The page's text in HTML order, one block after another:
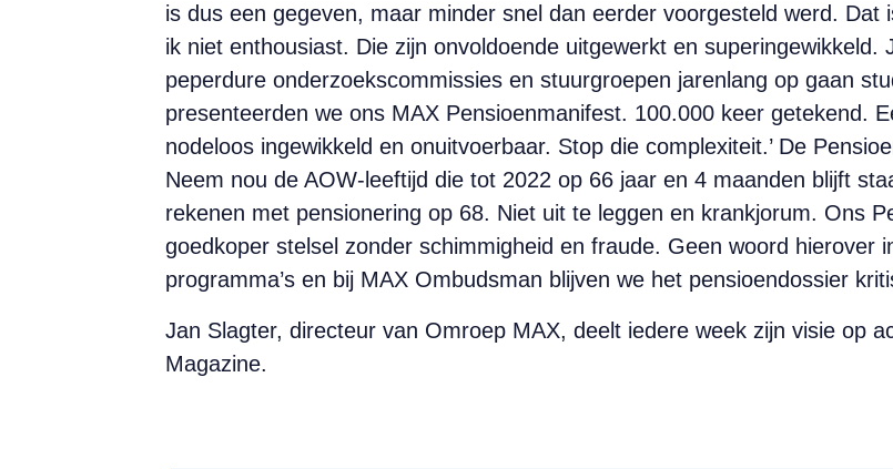
is dus een gegeven, maar minder snel dan eerder voorgesteld werd.
ik niet enthousiast. Die zijn onvoldoende uitgewerkt en
peperdure onderzoekscommissies en stuurgroepen jarenlang op gaan
presenteerden we ons MAX Pensioenmanifest. 100.000 keer getekend.
nodeloos ingewikkeld en onuitvoerbaar. Stop die complexiteit.’ De
Neem nou de AOW-leeftijd die tot 2022 op 66 jaar en 4 maanden blijft
rekenen met pensionering op 68. Niet uit te leggen en krankjorum. Ons
goedkoper stelsel zonder schimmigheid en fraude. Geen woord hierover
programma’s en bij MAX Ombudsman blijven we het pensioendossier
Jan Slagter, directeur van Omroep MAX, deelt iedere week zijn visie op
Magazine.